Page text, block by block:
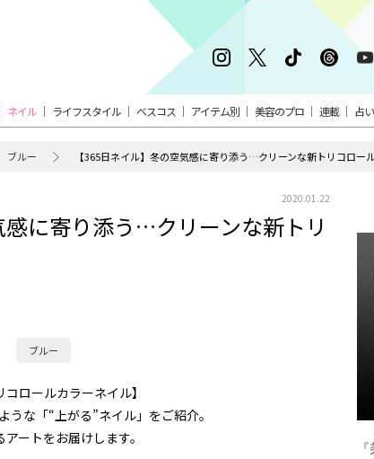
ネイル ライフスタイル ベスコス アイテム別 美容のプロ 連載 占い
ブルー 【365日ネイル】冬の空気感に寄り添う…クリーンな新トリコロー
2020.01.22
感に寄り添う…クリーンな新トリ
ブルー
ロールカラーネイル】
な「“上がる”ネイル」をご紹介。
ートをお届けします。